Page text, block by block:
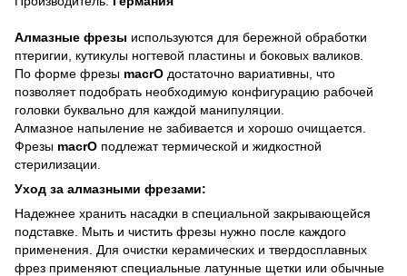
Алмазные фрезы используются для бережной обработки
птеригии, кутикулы ногтевой пластины и боковых валиков.
По форме фрезы macrO достаточно вариативны, что
позволяет подобрать необходимую конфигурацию рабочей
головки буквально для каждой манипуляции.
Алмазное напыление не забивается и хорошо очищается.
Фрезы macrO подлежат термической и жидкостной
стерилизации.
Уход за алмазными фрезами:
Надежнее хранить насадки в специальной закрывающейся
подставке. Мыть и чистить фрезы нужно после каждого
применения. Для очистки керамических и твердосплавных
фрез применяют специальные латунные щетки или обычные